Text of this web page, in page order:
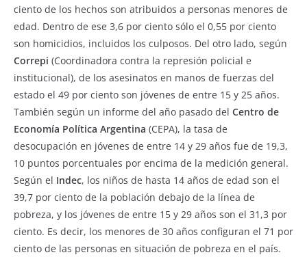
ciento de los hechos son atribuidos a personas menores de
edad. Dentro de ese 3,6 por ciento sólo el 0,55 por ciento
son homicidios, incluidos los culposos. Del otro lado, según
Correpi (Coordinadora contra la represión policial e
institucional), de los asesinatos en manos de fuerzas del
estado el 49 por ciento son jóvenes de entre 15 y 25 años.
También según un informe del año pasado del Centro de
Economía Política Argentina (CEPA), la tasa de
desocupación en jóvenes de entre 14 y 29 años fue de 19,3,
10 puntos porcentuales por encima de la medición general.
Según el Indec, los niños de hasta 14 años de edad son el
39,7 por ciento de la población debajo de la línea de
pobreza, y los jóvenes de entre 15 y 29 años son el 31,3 por
ciento. Es decir, los menores de 30 años configuran el 71 por
ciento de las personas en situación de pobreza en el país.